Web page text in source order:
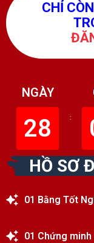
CHỈ
NGÀY
28 :
HỒ SƠ
01 Bằng Tốt
01 Chứng